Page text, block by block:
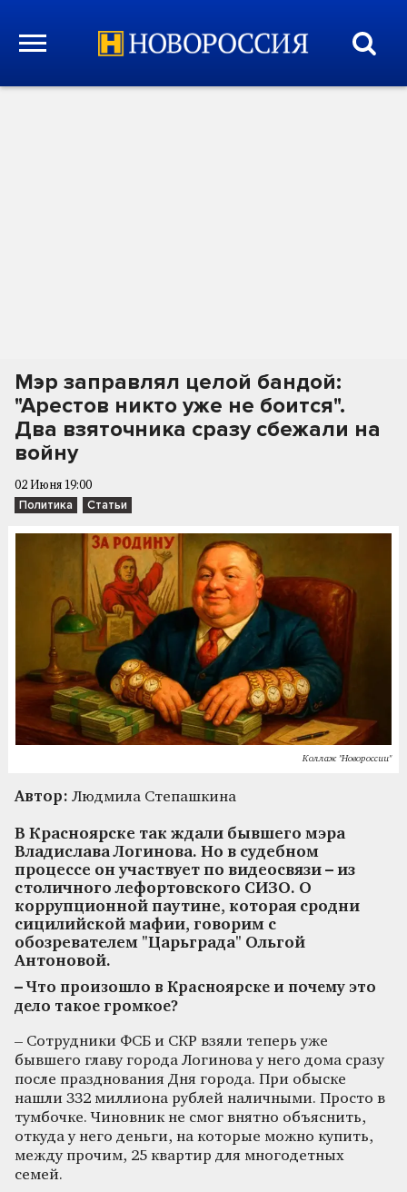
Мэр заправлял целой бандой:
"Арестов никто уже не боится".
Два взяточника сразу сбежали на
войну
02 Июня 19:00
Политика Статьи
Коллаж "Новороссии"
Автор: Людмила Степашкина
В Красноярске так ждали бывшего мэра
Владислава Логинова. Но в судебном
процессе он участвует по видеосвязи – из
столичного лефортовского СИЗО. О
коррупционной паутине, которая сродни
сицилийской мафии, говорим с
обозревателем "Царьграда" Ольгой
Антоновой.
– Что произошло в Красноярске и почему это
дело такое громкое?
– Сотрудники ФСБ и СКР взяли теперь уже
бывшего главу города Логинова у него дома сразу
после празднования Дня города. При обыске
нашли 332 миллиона рублей наличными. Просто в
тумбочке. Чиновник не смог внятно объяснить,
откуда у него деньги, на которые можно купить,
между прочим, 25 квартир для многодетных
семей.